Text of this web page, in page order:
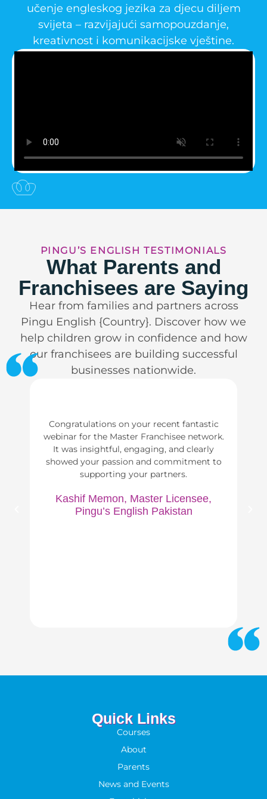
učenje engleskog jezika za djecu diljem
svijeta – razvijajući samopouzdanje,
kreativnost i komunikacijske vještine.
PINGU’S ENGLISH TESTIMONIALS
What Parents and
Franchisees are Saying
Hear from families and partners across
Pingu English {Country}. Discover how we
help children grow in confidence and how
our franchisees are building successful
businesses nationwide.
Congratulations on your recent fantastic
webinar for the Master Franchisee network.
It was insightful, engaging, and clearly
showed your passion and commitment to
supporting your partners.
Kashif Memon, Master Licensee,
Pingu’s English Pakistan
Quick Links
Courses
About
Parents
News and Events